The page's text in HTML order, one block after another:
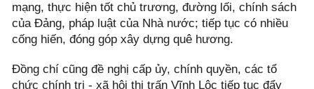
mạng, thực hiện tốt chủ trương, đường lối, chính sách
của Đảng, pháp luật của Nhà nước; tiếp tục có nhiều
cống hiến, đóng góp xây dựng quê hương.
Đồng chí cũng đề nghị cấp ủy, chính quyền, các tổ
chức chính trị - xã hội thị trấn Vĩnh Lộc tiếp tục đẩy